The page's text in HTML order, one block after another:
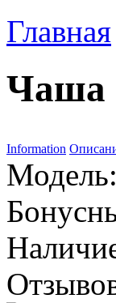
Главная
Чаша
Information
Модель: